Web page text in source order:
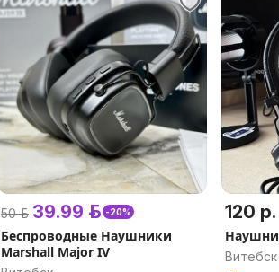
50 р. 39.99 р. -20%
Беспроводные Наушники
Marshall Major IV
120 р.
Витебск